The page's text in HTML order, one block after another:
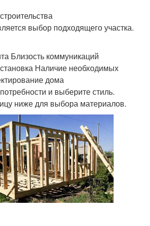
выбор подходящего участка.
Близость коммуникаций
Наличие необходимых
дома
и выберите стиль.
ниже для выбора материалов.